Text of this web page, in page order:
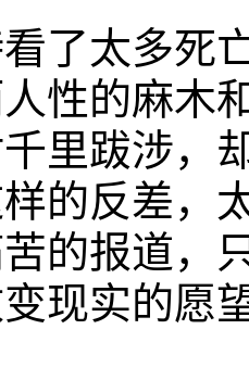
了太多死
性的麻木
里跋涉，
的反差，
的报道，
现实的愿